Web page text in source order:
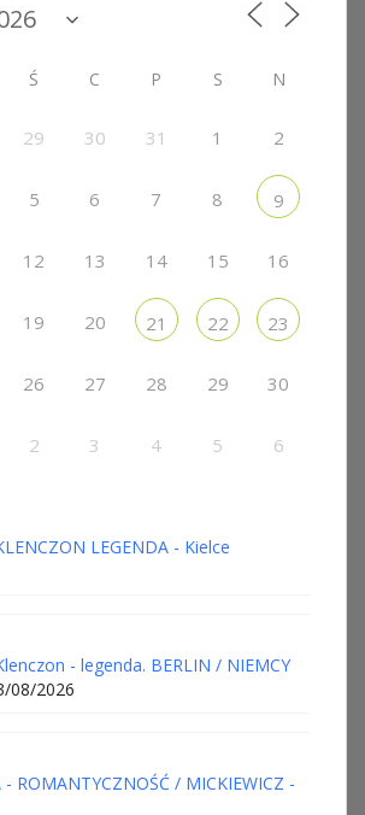
Ś C P S N
29 30 31 1 2
5 6 7 8 9
12 13 14 15 16
19 20 21 22 23
26 27 28 29 30
2 3 4 5 6
LEGENDA - Kielce
- legenda. BERLIN / NIEMCY
08/2026
- ROMANTYCZNOŚĆ / MICKIEWICZ -